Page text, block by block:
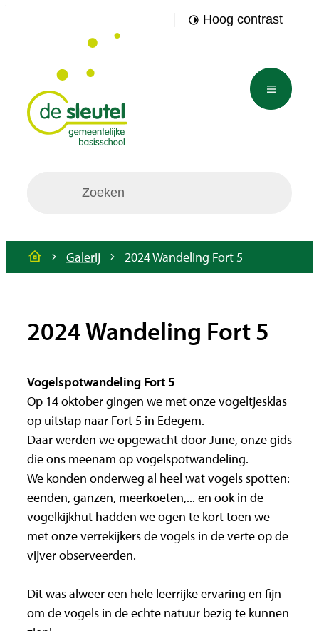
GBS De Sleutel
Hoog contrast
Menu
Startpagina
Galerij 2024 Wandeling Fort 5
2024 Wandeling Fort 5
Vogelspotwandeling Fort 5
Op 14 oktober gingen we met onze vogeltjesklas
op uitstap naar Fort 5 in Edegem.
Daar werden we opgewacht door June, onze gids
die ons meenam op vogelspotwandeling.
We konden onderweg al heel wat vogels spotten:
eenden, ganzen, meerkoeten,... en ook in de
vogelkijkhut hadden we ogen te kort toen we
met onze verrekijkers de vogels in de verte op de
vijver observeerden.
Dit was alweer een hele leerrijke ervaring en fijn
om de vogels in de echte natuur bezig te kunnen